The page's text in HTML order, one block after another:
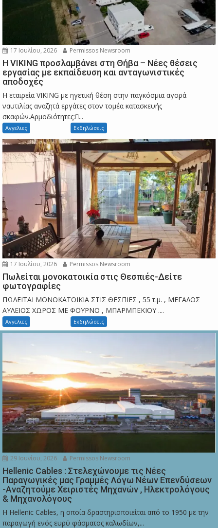
17 Ιουλίου, 2026 Permissos Newsroom
Η VIKING προσλαμβάνει στη Θήβα – Νέες θέσεις
εργασίας με εκπαίδευση και ανταγωνιστικές
αποδοχές
Η εταιρεία VIKING με ηγετική θέση στην παγκόσμια αγορά
ναυτιλίας αναζητά εργάτες στον τομέα κατασκευής
σκαφών.Αρμοδιότητες:...
Αγγελιες Εκδηλώσεις
17 Ιουλίου, 2026 Permissos Newsroom
Πωλείται μονοκατοικία στις Θεσπιές-Δείτε
φωτογραφίες
ΠΩΛΕΙΤΑΙ ΜΟΝΟΚΑΤΟΙΚΙΑ ΣΤΙΣ ΘΕΣΠΙΕΣ , 55 τ.μ. , ΜΕΓΑΛΟΣ
ΑΥΛΕΙΟΣ ΧΩΡΟΣ ΜΕ ΦΟΥΡΝΟ , ΜΠΑΡΜΠΕΚΙΟΥ ....
Αγγελιες Εκδηλώσεις
29 Ιουνίου, 2026 Permissos Newsroom
Hellenic Cables : Στελεχώνουμε τις Νέες
Παραγωγικές μας Γραμμές Λόγω Νέων Επενδύσεων
-Αναζητούμε Χειριστές Μηχανών , Ηλεκτρολόγους
& Μηχανολόγους
Η Hellenic Cables, η οποία δραστηριοποιείται από το 1950 με την
παραγωγή ενός ευρύ φάσματος καλωδίων,...